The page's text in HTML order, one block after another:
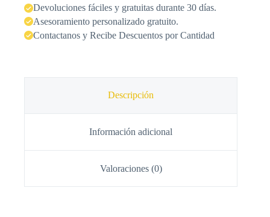
Devoluciones fáciles y gratuitas durante 30 días.
Asesoramiento personalizado gratuito.
Contactanos y Recibe Descuentos por Cantidad
Descripción
Información adicional
Valoraciones (0)